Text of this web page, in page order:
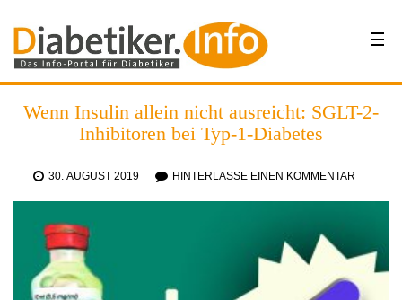
Wenn Insulin allein nicht ausreicht: SGLT-2-
Inhibitoren bei Typ-1-Diabetes
30. AUGUST 2019 HINTERLASSE EINEN KOMMENTAR